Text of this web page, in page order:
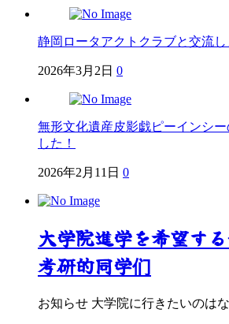
静岡ロータアクトクラブと交流し
2026年3月2日 0
無形文化遺産皮影戯ピーインシ
した！
2026年2月11日 0
大学院進学を希望す
考研的同学们
お知らせ 大学院に行きたいの